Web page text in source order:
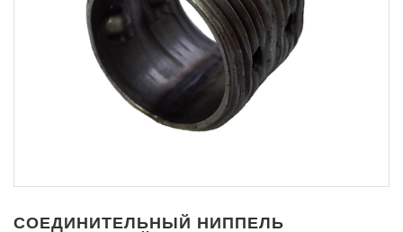
СОЕДИНИТЕЛЬНЫЙ НИППЕЛЬ